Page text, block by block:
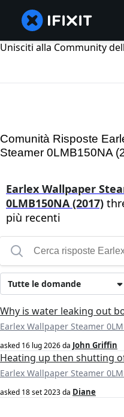
Unisciti alla Community
Comunità Risposte
Steamer 0LMB150NA
Earlex Wallpaper
0LMB150NA (2017)
più recenti
Tutte le domande
Why is water leaking out
Earlex Wallpaper Steamer
asked 16 lug 2026da John Griffin
Heating up then shutting
Earlex Wallpaper Steamer
asked 18 set 2023da Diane